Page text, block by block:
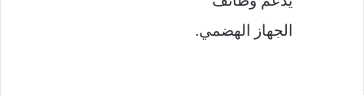
الجهاز الهضمي.